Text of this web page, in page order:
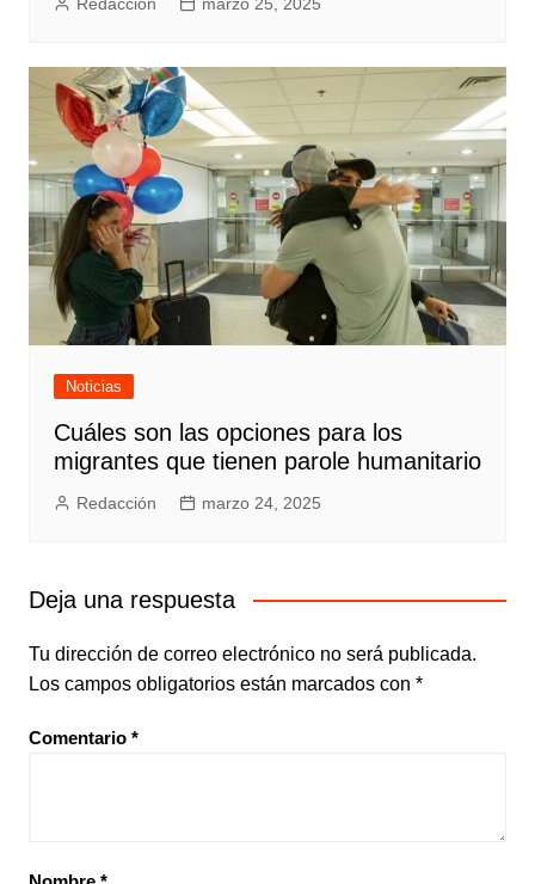
Noticias
Cuáles son las opciones para los
migrantes que tienen parole humanitario
Redacción marzo 24, 2025
Deja una respuesta
Tu dirección de correo electrónico no será publicada.
Los campos obligatorios están marcados con *
Comentario *